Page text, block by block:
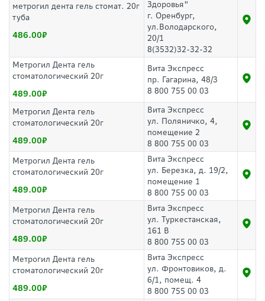
метрогил дента гель стомат. 20г
туба
486.00
Здоровья"
г. Оренбург,
ул.Володарского,
20/1
8(3532)32-32-32
Метрогил Дента гель
стоматологический 20г
489.00
Вита Экспресс
пр. Гагарина, 48/3
8 800 755 00 03
Метрогил Дента гель
стоматологический 20г
489.00
Вита Экспресс
ул. Поляничко, 4,
помещение 2
8 800 755 00 03
Метрогил Дента гель
стоматологический 20г
489.00
Вита Экспресс
ул. Березка, д. 19/2,
помещение 1
8 800 755 00 03
Метрогил Дента гель
стоматологический 20г
489.00
Вита Экспресс
ул. Туркестанская,
161 В
8 800 755 00 03
Метрогил Дента гель
стоматологический 20г
489.00
Вита Экспресс
ул. Фронтовиков, д.
6/1, помещ. 4
8 800 755 00 03